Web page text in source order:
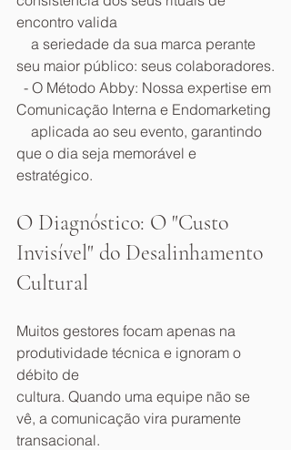
encontro valida
seu maior público: seus colaboradores.
Comunicação Interna e Endomarketing
que o dia seja memorável e
estratégico.
O Diagnóstico: O "Custo
Invisível" do Desalinhamento
Cultural
Muitos gestores focam apenas na
produtividade técnica e ignoram o
débito de
cultura. Quando uma equipe não se
vê, a comunicação vira puramente
transacional.